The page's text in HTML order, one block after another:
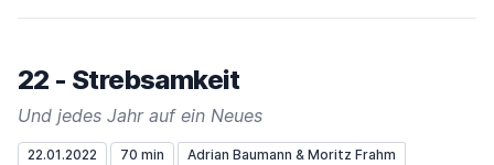
22 - Strebsamkeit
Und jedes Jahr auf ein Neues
22.01.2022 70 min Adrian Baumann & Moritz Frahm